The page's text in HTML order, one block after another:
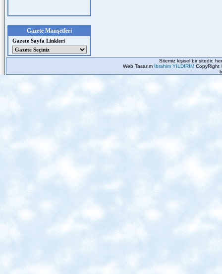
Gazete Manşetleri
Gazete Sayfa Linkleri
Sitemiz kişisel bir sitedir;
Web Tasarım İbrahim YILDIRIM CopyRight